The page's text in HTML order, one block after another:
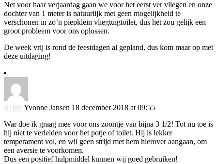
Net voor haar verjaardag gaan we voor het eerst ver vliegen en onze
dochter van 1 meter is natuurlijk met geen mogelijkheid te
verschonen in zo’n piepklein vliegtuigtoilet, dus het zou gelijk een
groot probleem voor ons oplossen.
De week vrij is rond de feestdagen al gepland, dus kom maar op met
deze uitdaging!
Reply Yvonne Jansen 18 december 2018 at 09:55
War doe ik graag mee voor ons zoontje van bijna 3 1/2! Tot nu toe is
hij niet te verleiden voor het potje of toilet. Hij is lekker
temperament vol, en wil geen strijd met hem hierover aangaan, om
een aversie te voorkomen.
Dus een positief hulpmiddel kunnen wij goed gebruiken!